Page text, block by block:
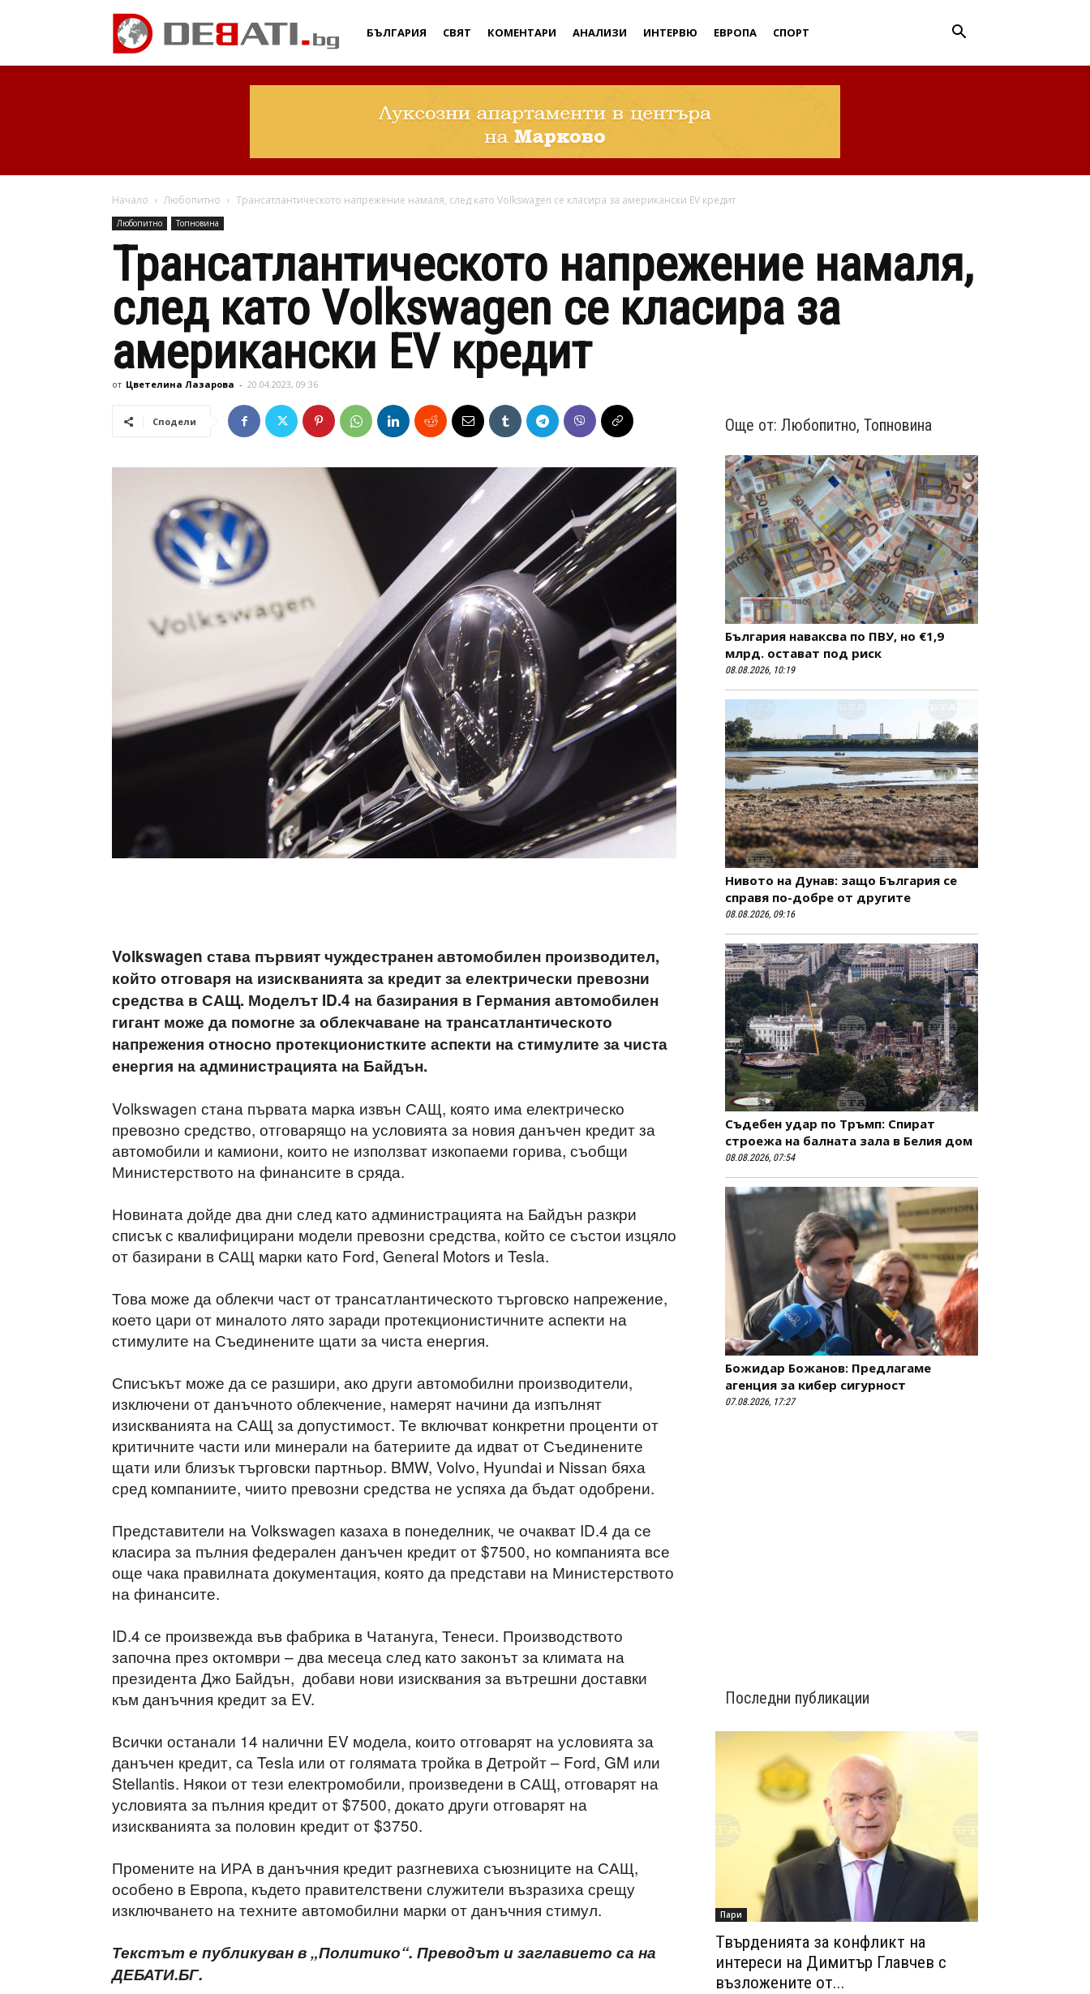
Дебати
БЪЛГАРИЯ СВЯТ КОМЕНТАРИ АНАЛИЗИ ИНТЕРВЮ ЕВРОПА СПОРТ
Начало Любопитно Трансатлантическото напрежение намаля, след като Volkswagen се класира за американски EV кредит
Любопитно Топновина
Трансатлантическото напрежение намаля,
след като Volkswagen се класира за
американски EV кредит
от Цветелина Лазарова - 20.04.2023, 09:36
Сподели
Volkswagen става първият чуждестранен автомобилен производител,
който отговаря на изискванията за кредит за електрически превозни
средства в САЩ. Моделът ID.4 на базирания в Германия автомобилен
гигант може да помогне за облекчаване на трансатлантическото
напрежения относно протекционистките аспекти на стимулите за чиста
енергия на администрацията на Байдън.
Volkswagen стана първата марка извън САЩ, която има електрическо
превозно средство, отговарящо на условията за новия данъчен кредит за
автомобили и камиони, които не използват изкопаеми горива, съобщи
Министерството на финансите в сряда.
Новината дойде два дни след като администрацията на Байдън разкри
списък с квалифицирани модели превозни средства, който се състои изцяло
от базирани в САЩ марки като Ford, General Motors и Tesla.
Това може да облекчи част от трансатлантическото търговско напрежение,
което цари от миналото лято заради протекционистичните аспекти на
стимулите на Съединените щати за чиста енергия.
Списъкът може да се разшири, ако други автомобилни производители,
изключени от данъчното облекчение, намерят начини да изпълнят
изискванията на САЩ за допустимост. Те включват конкретни проценти от
критичните части или минерали на батериите да идват от Съединените
щати или близък търговски партньор. BMW, Volvo, Hyundai и Nissan бяха
сред компаниите, чиито превозни средства не успяха да бъдат одобрени.
Представители на Volkswagen казаха в понеделник, че очакват ID.4 да се
класира за пълния федерален данъчен кредит от $7500, но компанията все
още чака правилната документация, която да представи на Министерството
на финансите.
ID.4 се произвежда във фабрика в Чатануга, Тенеси. Производството
започна през октомври – два месеца след като законът за климата на
президента Джо Байдън, добави нови изисквания за вътрешни доставки
към данъчния кредит за EV.
Всички останали 14 налични EV модела, които отговарят на условията за
данъчен кредит, са Tesla или от голямата тройка в Детройт – Ford, GM или
Stellantis. Някои от тези електромобили, произведени в САЩ, отговарят на
условията за пълния кредит от $7500, докато други отговарят на
изискванията за половин кредит от $3750.
Промените на ИРА в данъчния кредит разгневиха съюзниците на САЩ,
особено в Европа, където правителствени служители възразиха срещу
изключването на техните автомобилни марки от данъчния стимул.
Текстът е публикуван в „Политико“. Преводът и заглавието са на
ДЕБАТИ.БГ.
Още от: Любопитно, Топновина
България наваксва по ПВУ, но €1,9
млрд. остават под риск
08.08.2026, 10:19
Нивото на Дунав: защо България се
справя по-добре от другите
08.08.2026, 09:16
Съдебен удар по Тръмп: Спират
строежа на балната зала в Белия дом
08.08.2026, 07:54
Божидар Божанов: Предлагаме
агенция за кибер сигурност
07.08.2026, 17:27
Последни публикации
Пари
Твърденията за конфликт на
интереси на Димитър Главчев с
възложените от...